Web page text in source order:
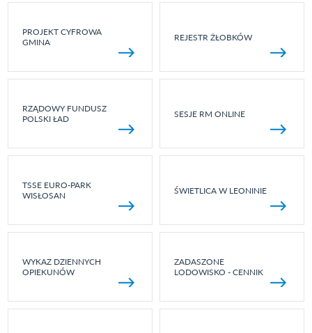
PROJEKT CYFROWA
GMINA
REJESTR ŻŁOBKÓW
RZĄDOWY FUNDUSZ
POLSKI ŁAD
SESJE RM ONLINE
TSSE EURO-PARK
WISŁOSAN
ŚWIETLICA W LEONINIE
WYKAZ DZIENNYCH
OPIEKUNÓW
ZADASZONE
LODOWISKO - CENNIK